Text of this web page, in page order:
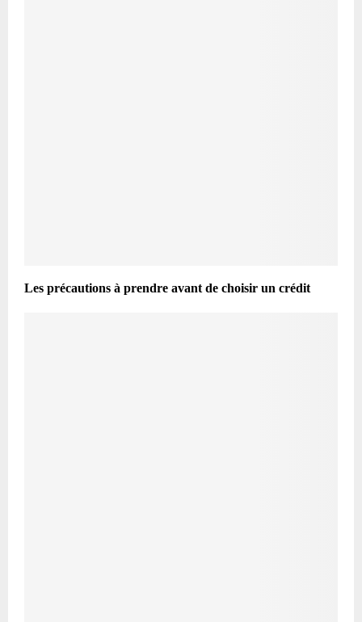
Les précautions à prendre avant de choisir un crédit